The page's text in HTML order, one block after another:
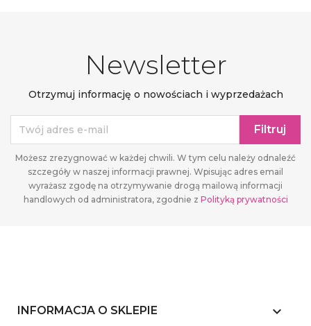
Newsletter
Otrzymuj informację o nowościach i wyprzedażach
Możesz zrezygnować w każdej chwili. W tym celu należy odnaleźć
szczegóły w naszej informacji prawnej. Wpisując adres email
wyrażasz zgodę na otrzymywanie drogą mailową informacji
handlowych od administratora, zgodnie z Polityką prywatności
INFORMACJA O SKLEPIE keyboard_arrow_down